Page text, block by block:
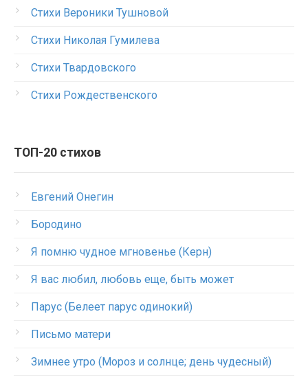
Стихи Вероники Тушновой
Стихи Николая Гумилева
Стихи Твардовского
Стихи Рождественского
ТОП-20 стихов
Евгений Онегин
Бородино
Я помню чудное мгновенье (Керн)
Я вас любил, любовь еще, быть может
Парус (Белеет парус одинокий)
Письмо матери
Зимнее утро (Мороз и солнце; день чудесный)